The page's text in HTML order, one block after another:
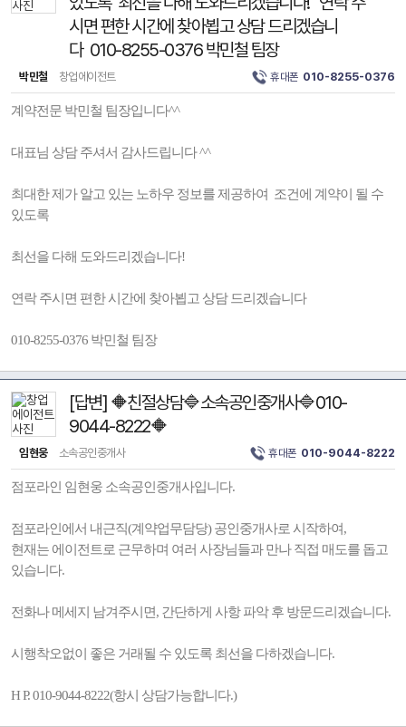
시면 편한 시간에 찾아뵙고 상담 드리겠습니
다 010-8255-0376 박민철 팀장
박민철 창업에이전트 휴대폰 010-8255-0376
계약전문 박민철 팀장입니다^^
대표님 상담 주셔서 감사드립니다 ^^
최대한 제가 알고 있는 노하우 정보를 제공하여 조건에 계약이 될 수
있도록
최선을 다해 도와드리겠습니다!
연락 주시면 편한 시간에 찾아뵙고 상담 드리겠습니다
010-8255-0376 박민철 팀장
[답변] 🔶친절상담🔷소속공인중개사🔷010-
9044-8222🔶
임현웅 소속공인중개사 휴대폰 010-9044-8222
점포라인 임현웅 소속공인중개사입니다.
점포라인에서 내근직(계약업무담당) 공인중개사로 시작하여,
현재는 에이전트로 근무하며 여러 사장님들과 만나 직접 매도를 돕고
있습니다.
전화나 메세지 남겨주시면, 간단하게 사항 파악 후 방문드리겠습니다.
시행착오없이 좋은 거래될 수 있도록 최선을 다하겠습니다.
H P. 010-9044-8222(항시 상담가능합니다.)